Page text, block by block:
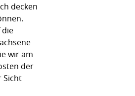
decken
die
wir am
der
Sicht